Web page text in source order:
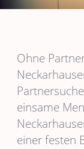
Ohne
einsame
einer festen